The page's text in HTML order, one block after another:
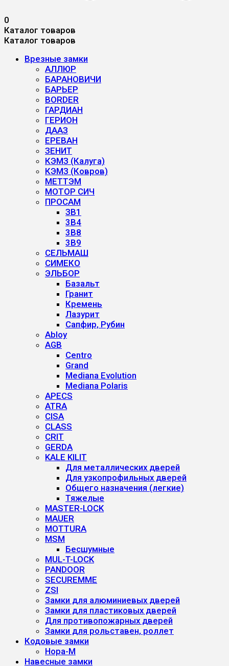
0
Каталог товаров
Каталог товаров
Врезные замки
АЛЛЮР
БАРАНОВИЧИ
БАРЬЕР
BORDER
ГАРДИАН
ГЕРИОН
ДААЗ
ЕРЕВАН
ЗЕНИТ
КЭМЗ (Калуга)
КЭМЗ (Ковров)
МЕТТЭМ
МОТОР СИЧ
ПРОСАМ
ЗВ1
3B4
3B8
3B9
СЕЛЬМАШ
СИМЕКО
ЭЛЬБОР
Базальт
Гранит
Кремень
Лазурит
Сапфир, Рубин
Abloy
AGB
Centro
Grand
Mediana Evolution
Mediana Polaris
APECS
ATRA
CISA
CLASS
CRIT
GERDA
KALE KILIT
Для металлических дверей
Для узкопрофильных дверей
Общего назначения (легкие)
Тяжелые
MASTER-LOCK
MAUER
MOTTURA
MSM
Бесшумные
MUL-T-LOCK
PANDOOR
SECUREMME
ZSI
Замки для алюминиевых дверей
Замки для пластиковых дверей
Для противопожарных дверей
Замки для рольставен, роллет
Кодовые замки
Нора-М
Навесные замки